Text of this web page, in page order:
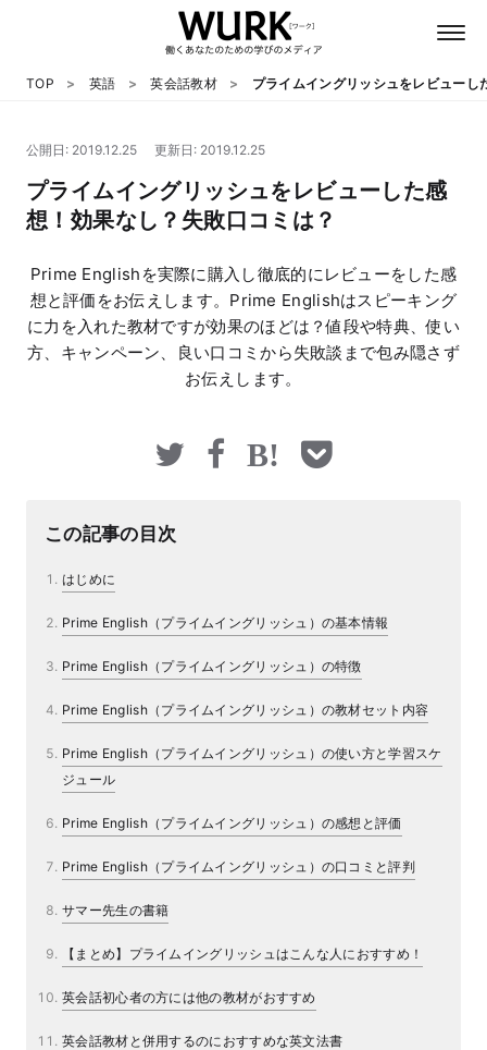
日本語
英語
心理
教養
TOP 英語 英会話教材 プライムイングリッシュをレビュー
公開日: 2019.12.25 更新日: 2019.12.25
プライムイングリッシュをレビューした感
想！効果なし？失敗口コミは？
Prime Englishを実際に購入し徹底的にレビューをした感
想と評価をお伝えします。Prime Englishはスピーキング
に力を入れた教材ですが効果のほどは？値段や特典、使い
方、キャンペーン、良い口コミから失敗談まで包み隠さず
お伝えします。
この記事の目次
はじめに
Prime English（プライムイングリッシュ）の基本情報
Prime English（プライムイングリッシュ）の特徴
Prime English（プライムイングリッシュ）の教材セット内容
Prime English（プライムイングリッシュ）の使い方と学習スケ
ジュール
Prime English（プライムイングリッシュ）の感想と評価
Prime English（プライムイングリッシュ）の口コミと評判
サマー先生の書籍
【まとめ】プライムイングリッシュはこんな人におすすめ！
英会話初心者の方には他の教材がおすすめ
英会話教材と併用するのにおすすめな英文法書